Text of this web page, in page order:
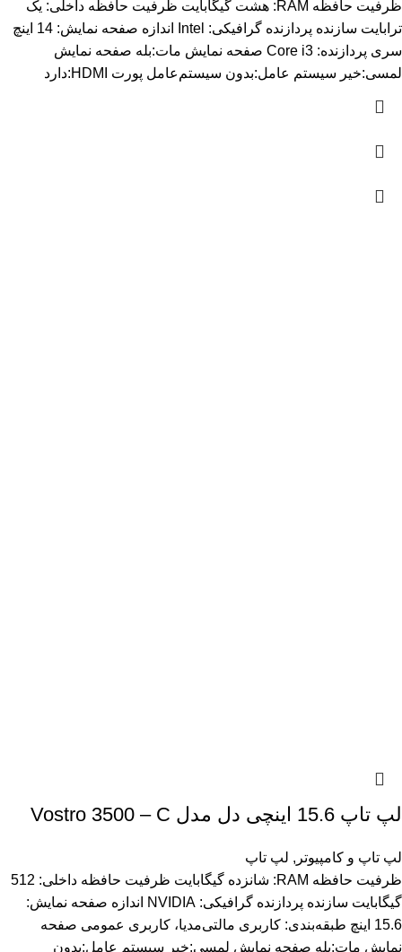
ظرفیت حافظه RAM: هشت گیگابایت ظرفیت حافظه داخلی: یک
ترابایت سازنده پردازنده گرافیکی: Intel اندازه صفحه نمایش: 14 اینچ
سری پردازنده: Core i3 صفحه نمایش مات:بله صفحه نمایش
لمسی:خیر سیستم عامل:بدون سیستم‌عامل پورت HDMI:دارد
لپ تاپ 15.6 اینچی دل مدل Vostro 3500 – C
لپ تاپ و کامپیوتر , لپ تاپ
ظرفیت حافظه RAM: شانزده گیگابایت ظرفیت حافظه داخلی: 512
گیگابایت سازنده پردازنده گرافیکی: NVIDIA اندازه صفحه نمایش:
15.6 اینچ طبقه‌بندی: کاربری مالتی‌مدیا، کاربری عمومی صفحه
نمایش مات:بله صفحه نمایش لمسی:خیر سیستم عامل:بدون